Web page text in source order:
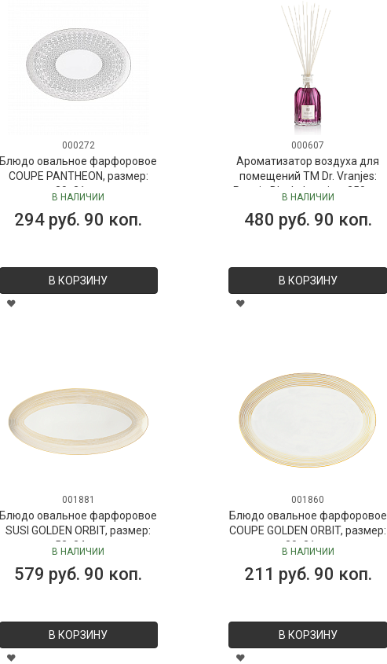
000272
Блюдо овальное фарфоровое
COUPE PANTHEON, размер:
30х21 см
В НАЛИЧИИ
294 руб. 90 коп.
В КОРЗИНУ
000607
Ароматизатор воздуха для
помещений ТМ Dr. Vranjes:
Peonia Black Jasmine, 250 мл
Vranjes
В НАЛИЧИИ
480 руб. 90 коп.
В КОРЗИНУ
001881
Блюдо овальное фарфоровое
SUSI GOLDEN ORBIT, размер:
52х24 см
В НАЛИЧИИ
579 руб. 90 коп.
В КОРЗИНУ
001860
Блюдо овальное фарфоровое
COUPE GOLDEN ORBIT, размер:
30х21 см
В НАЛИЧИИ
211 руб. 90 коп.
В КОРЗИНУ